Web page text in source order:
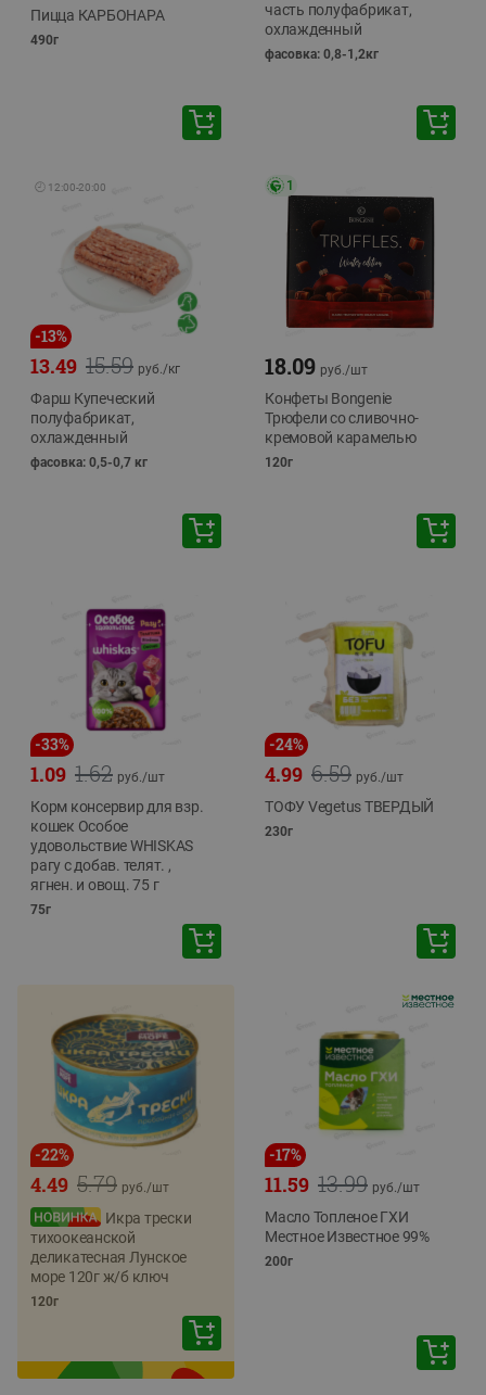
Пицца КАРБОНАРА
490г
часть полуфабрикат,
охлажденный
фасовка: 0,8-1,2кг
🕘 12:00-20:00
-13%
15.59
13.49 руб./кг
Фарш Купеческий
полуфабрикат,
охлажденный
фасовка: 0,5-0,7 кг
1
18.09 руб./шт
Конфеты Bongenie
Трюфели со сливочно-
кремовой карамелью
120г
-33%
1.62
1.09 руб./шт
Корм консервир для взр.
кошек Особое
удовольствие WHISKAS
рагу с добав. телят. ,
ягнен. и овощ. 75 г
75г
-24%
6.59
4.99 руб./шт
ТОФУ Vegetus ТВЕРДЫЙ
230г
-22%
5.79
4.49 руб./шт
Икра трески
тихоокеанской
деликатесная Лунское
море 120г ж/б ключ
120г
-17%
13.99
11.59 руб./шт
Масло Топленое ГХИ
Местное Известное 99%
200г